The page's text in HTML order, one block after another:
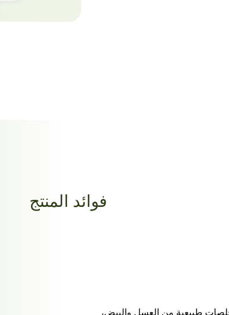
فوائد المنتج
طبيعية من العسل والبيض،